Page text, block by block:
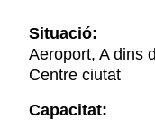
Situació:
Aeroport, A dins
Centre ciutat
Capacitat: